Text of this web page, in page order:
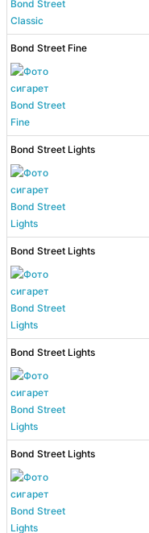
Bond Street Fine
Bond Street Lights
Bond Street Lights
Bond Street Lights
Bond Street Lights